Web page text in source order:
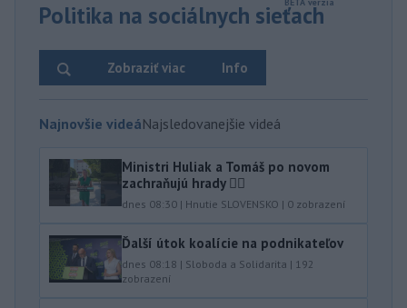
Politika na sociálnych sieťach
Info
Zobraziť viac
Najnovšie videáNajsledovanejšie videá
Ministri Huliak a Tomáš po novom
zachraňujú hrady 🤦‍♂️
dnes 08:30 | Hnutie SLOVENSKO | 0 zobrazení
Ďalší útok koalície na podnikateľov
dnes 08:18 | Sloboda a Solidarita | 192
zobrazení